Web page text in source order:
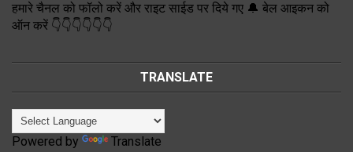
हमारे चैनल को फॉलो करें और राइट साईड पर दिये गए 🔔 बेल आइकन को
ऑन करें 👇👇👇👇👇👇
TRANSLATE
Powered by Translate